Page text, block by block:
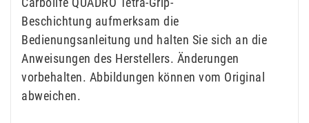
Beschichtung aufmerksam die
Bedienungsanleitung und halten Sie sich an die
Anweisungen des Herstellers. Änderungen
vorbehalten. Abbildungen können vom Original
abweichen.